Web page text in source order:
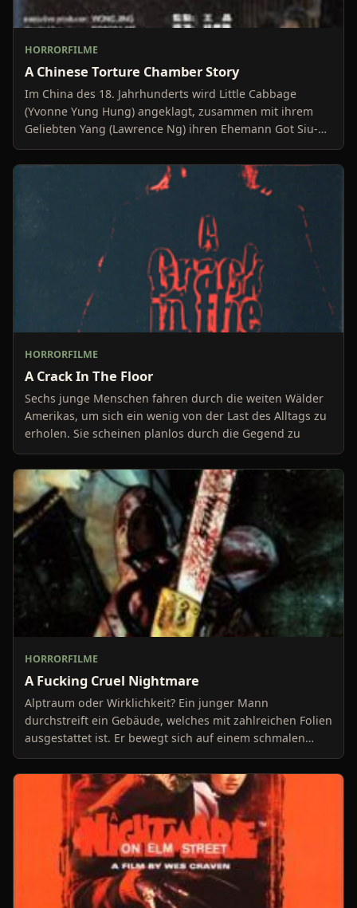
HORRORFILME
A Chinese Torture Chamber Story
Im China des 18. Jahrhunderts wird Little Cabbage
(Yvonne Yung Hung) angeklagt, zusammen mit ihrem
Geliebten Yang (Lawrence Ng) ihren Ehemann Got Siu-
Tai (Kwon
HORRORFILME
A Crack In The Floor
Sechs junge Menschen fahren durch die weiten Wälder
Amerikas, um sich ein wenig von der Last des Alltags zu
erholen. Sie scheinen planlos durch die Gegend zu
HORRORFILME
A Fucking Cruel Nightmare
Alptraum oder Wirklichkeit? Ein junger Mann
durchstreift ein Gebäude, welches mit zahlreichen Folien
ausgestattet ist. Er bewegt sich auf einem schmalen
Gang